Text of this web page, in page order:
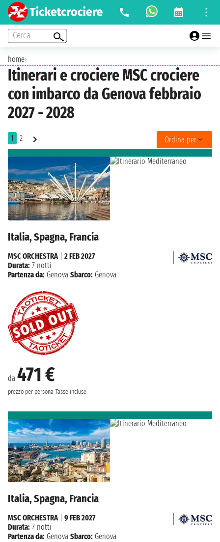
Cerca
home›
Itinerari e crociere MSC crociere
con imbarco da Genova febbraio
2027 - 2028
1 2 Ordina per
Italia, Spagna, Francia
da 471 €
prezzo per persona Tasse incluse
MSC ORCHESTRA
2 FEB 2027
Durata: 7 notti
Partenza da: Genova Sbarco: Genova
Italia, Spagna, Francia
MSC ORCHESTRA| 9 FEB 2027
Durata: 7 notti
Partenza da: Genova Sbarco: Genova